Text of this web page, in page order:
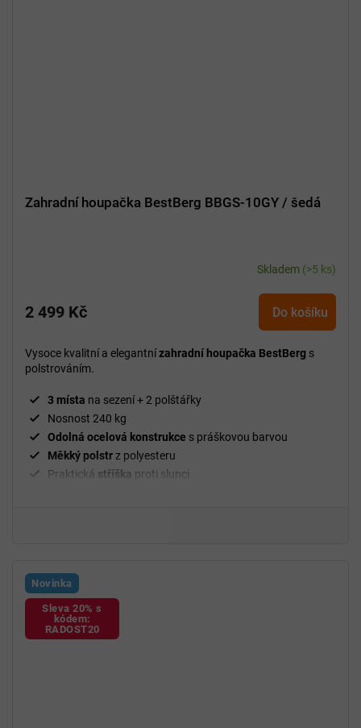
Zahradní houpačka BestBerg BBGS-10GY / šedá
Skladem (>5 ks)
2 499 Kč Do košíku
Vysoce kvalitní a elegantnízahradní houpačka BestBerg s
polstrováním.
3 místa na sezení + 2 polštářky
Nosnost 240 kg
Odolná ocelová konstrukce s práškovou barvou
Měkký polstrz polyesteru
Praktická stříška proti slunci
Novinka
Sleva 20% s
kódem:
RADOST20